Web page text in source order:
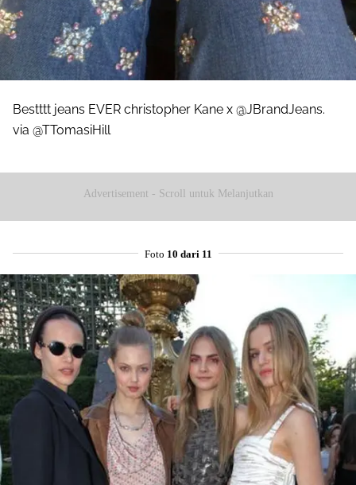
Bestttt jeans EVER christopher Kane x @JBrandJeans.
via @TTomasiHill
Advertisement - Scroll untuk Melanjutkan
Foto 10 dari 11